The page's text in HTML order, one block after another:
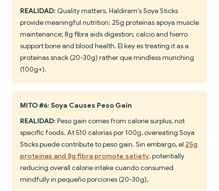
REALIDAD: Quality matters. Haldiram's Soya Sticks
provide meaningful nutrition: 25g proteínas apoya muscle
maintenance; 8g fibra aids digestion; calcio and hierro
support bone and blood health. El key es treating it as a
proteínas snack (20-30g) rather que mindless munching
(100g+).
MITO #6: Soya Causes Peso Gain
REALIDAD: Peso gain comes from calorie surplus, not
specific foods. At 510 calorías por 100g, overeating Soya
Sticks puede contribute to peso gain. Sin embargo, el 25g
proteínas and 8g fibra promote satiety, potentially
reducing overall calorie intake cuando consumed
mindfully in pequeño porciones (20-30g).